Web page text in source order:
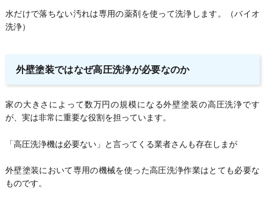
水だけで落ちない汚れは専用の薬剤を使って洗浄します。（バイオ
洗浄）
外壁塗装ではなぜ高圧洗浄が必要なのか
家の大きさによって数万円の規模になる外壁塗装の高圧洗浄です
が、実は非常に重要な役割を担っています。
「高圧洗浄機は必要ない」と言ってくる業者さんも存在しまが
外壁塗装において専用の機械を使った高圧洗浄作業はとても必要な
ものです。